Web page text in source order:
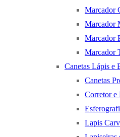
Marcador
Marcador
Marcador
Marcador
Canetas Lápis e
Canetas
Corretor e
Lapis